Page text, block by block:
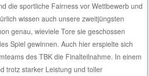
die sportliche Fairness vor Wettbewerb und
wissen auch unsere zweitjüngsten
genau, wieviele Tore sie geschossen
Spiel gewinnen. Auch hier erspielte sich
des TBK die Finalteilnahme. In einem
trotz starker Leistung und toller